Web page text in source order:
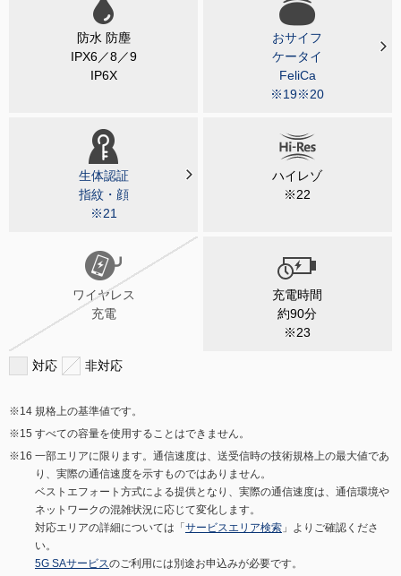
防水 防塵
IPX6／8／9
IP6X
おサイフ
ケータイ
FeliCa
※19※20
生体認証
指紋・顔
※21
ハイレゾ
※22
ワイヤレス
充電
充電時間
約90分
※23
対応 非対応
規格上の基準値です。
すべての容量を使用することはできません。
一部エリアに限ります。通信速度は、送受信時の技術規格上の最大値であ
り、実際の通信速度を示すものではありません。
ベストエフォート方式による提供となり、実際の通信速度は、通信環境や
ネットワークの混雑状況に応じて変化します。
対応エリアの詳細については「 サービスエリア検索 」よりご確認くださ
い。
5G SAサービスのご利用には別途お申込みが必要です。